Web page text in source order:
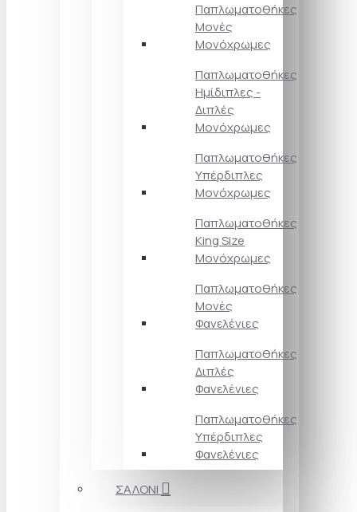
Παπλωματοθήκες
Μονές
Μονόχρωμες
Παπλωματοθήκες
Ημίδιπλες -
Διπλές
Μονόχρωμες
Παπλωματοθήκες
Υπέρδιπλες
Μονόχρωμες
Παπλωματοθήκες
King Size
Μονόχρωμες
Παπλωματοθήκες
Μονές
Φανελένιες
Παπλωματοθήκες
Διπλές
Φανελένιες
Παπλωματοθήκες
Υπέρδιπλες
Φανελένιες
ΣΑΛΟΝΙ